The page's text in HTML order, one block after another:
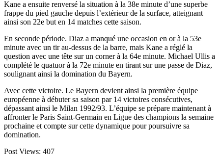
Kane a ensuite renversé la situation à la 38e minute d’une superbe
frappe du pied gauche depuis l’extérieur de la surface, atteignant
ainsi son 22e but en 14 matches cette saison.
En seconde période. Diaz a manqué une occasion en or à la 53e
minute avec un tir au-dessus de la barre, mais Kane a réglé la
question avec une tête sur un corner à la 64e minute. Michael Ullis a
complété le quatuor à la 72e minute en tirant sur une passe de Diaz,
soulignant ainsi la domination du Bayern.
Avec cette victoire. Le Bayern devient ainsi la première équipe
européenne à débuter sa saison par 14 victoires consécutives,
dépassant ainsi le Milan 1992/93. L’équipe se prépare maintenant à
affronter le Paris Saint-Germain en Ligue des champions la semaine
prochaine et compte sur cette dynamique pour poursuivre sa
domination.
Post Views: 407